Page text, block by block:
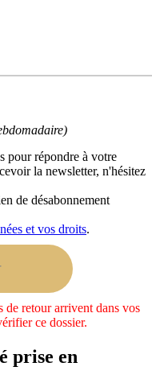
pour répondre à votre
la newsletter, n'hésitez
de désabonnement
et vos droits.
retour arrivent dans vos
ce dossier.
prise en